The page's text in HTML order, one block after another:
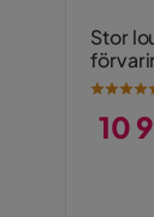
Stor
10